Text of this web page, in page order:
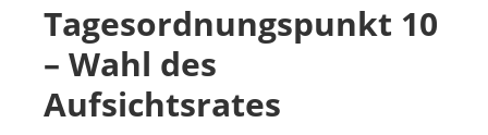
Tagesordnungspunkt 10
– Wahl des
Aufsichtsrates